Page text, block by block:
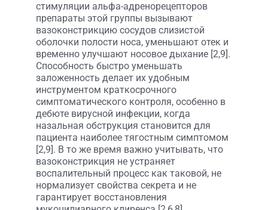
стимуляции альфа-адренорецепторов
препараты этой группы вызывают
вазоконстрикцию сосудов слизистой
оболочки полости носа, уменьшают отек и
временно улучшают носовое дыхание [2,9].
Способность быстро уменьшать
заложенность делает их удобным
инструментом краткосрочного
симптоматического контроля, особенно в
дебюте вирусной инфекции, когда
назальная обструкция становится для
пациента наиболее тягостным симптомом
[2,9]. В то же время важно учитывать, что
вазоконстрикция не устраняет
воспалительный процесс как таковой, не
нормализует свойства секрета и не
гарантирует восстановления